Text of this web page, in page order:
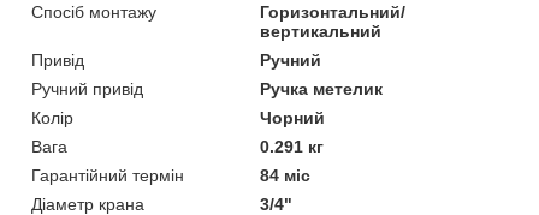
Спосіб монтажу
Горизонтальний/
вертикальний
Привід
Ручний
Ручний привід
Ручка метелик
Колір
Чорний
Вага
0.291 кг
Гарантійний термін
84 міс
Діаметр крана
3/4"